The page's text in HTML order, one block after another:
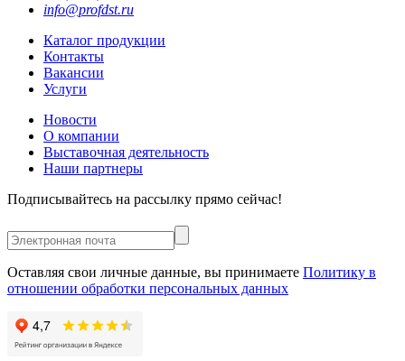
info@profdst.ru
Каталог продукции
Контакты
Вакансии
Услуги
Новости
О компании
Выставочная деятельность
Наши партнеры
Подписывайтесь на рассылку прямо сейчас!
Оставляя свои личные данные, вы принимаете Политику в
отношении обработки персональных данных